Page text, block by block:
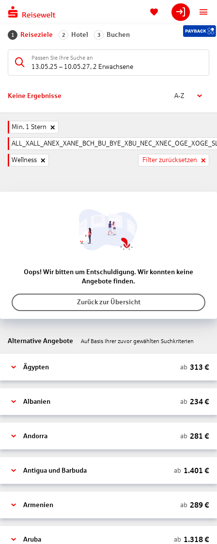
1 Reiseziele 2 Hotel 3 Buchen
Passen Sie Ihre Suche an
13.05.25 – 10.05.27, 2 Erwachsene
Keine Ergebnisse A-Z
Min. 1 Stern
Wellness Filter zurücksetzen
Oops! Wir bitten um Entschuldigung. Wir konnten keine
Angebote finden.
Zurück zur Übersicht
Alternative Angebote Auf Basis Ihrer zuvor gewählten Suchkriterien
Ägypten ab 313 €
Albanien ab 234€
Andorra ab 281 €
Antigua und Barbuda ab 1.401 €
Armenien ab 289€
Aruba ab 1.318€